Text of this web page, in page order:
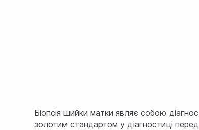
Біопсія шийки матки являє собою
золотим стандартом у діагностиці